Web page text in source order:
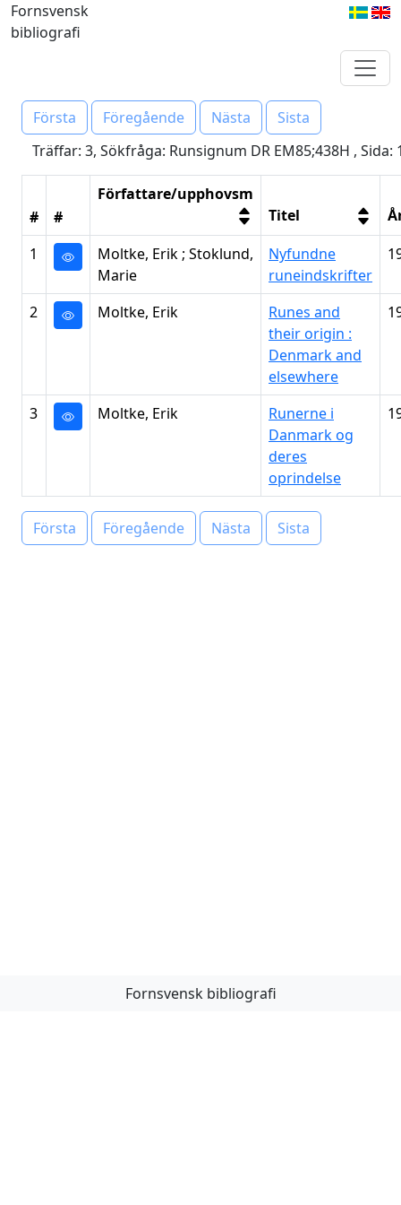
Fornsvensk
bibliografi
Första Föregående Nästa
Sista
Träffar: 3, Sökfråga: Runsignum DR EM85;438H , Sida:
# #
Författare/upphovsm
Titel
1
Moltke, Erik ; Stoklund,
Marie
Nyfundne
runeindskrifter
2 Moltke, Erik
Runes and
their origin :
Denmark and
elsewhere
3 Moltke, Erik
Runerne i
Danmark og
deres
oprindelse
Första Föregående Nästa Sista
Fornsvensk bibliografi